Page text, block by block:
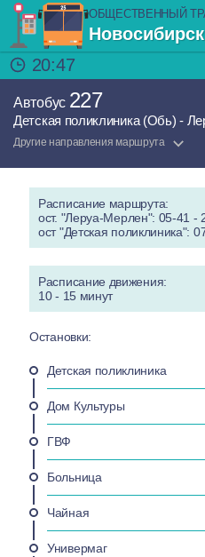
ОБЩЕСТВЕННЫЙ
Новосибирск
20:47
Автобус 227
Детская поликлиника (Обь) -
Другие направления маршрута
Расписание маршрута:
ост. "Леруа-Мерлен": 05-41 -
ост "Детская поликлиника":
Расписание движения:
10 - 15 минут
Остановки:
Детская поликлиника
Дом Культуры
ГВФ
Больница
Чайная
Универмаг